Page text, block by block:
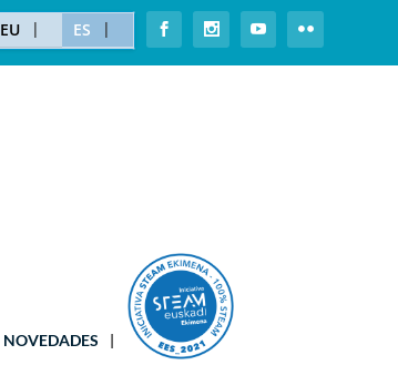
EU ES
NOVEDADES
¡MATRICÚLATE!